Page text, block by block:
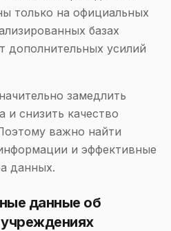
только на официальных
базах
дополнительных усилий
замедлить
и снизить качество
важно найти
и эффективные
данных.
данные об